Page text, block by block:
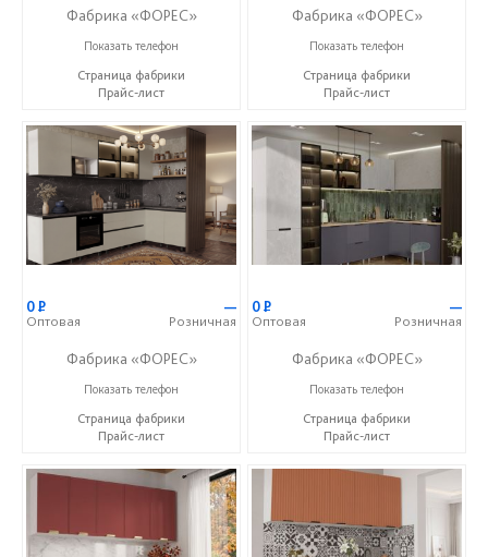
Фабрика «ФОРЕС»
+7 (8412) 73-85-16
Показать телефон
Страница фабрики
Прайс-лист
Фабрика «ФОРЕС»
+7 (8412) 73-85-16
Показать телефон
Страница фабрики
Прайс-лист
0Р
Оптовая
—
Розничная
Фабрика «ФОРЕС»
+7 (8412) 73-85-16
Показать телефон
Страница фабрики
Прайс-лист
0Р
Оптовая
—
Розничная
Фабрика «ФОРЕС»
+7 (8412) 73-85-16
Показать телефон
Страница фабрики
Прайс-лист